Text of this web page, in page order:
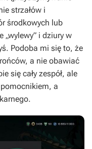
strzałów i
środkowych lub
i dziury w
Podoba mi się to, że
a nie obawiać
się cały zespół, ale
a